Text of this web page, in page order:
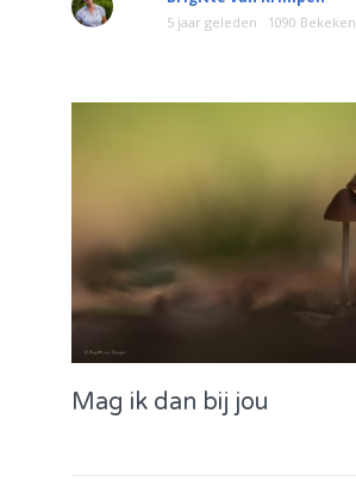
5 jaar geleden 1090 Bekeken
Mag ik dan bij jou